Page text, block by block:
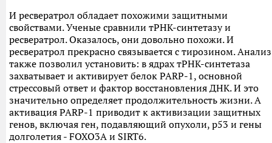
И ресвератрол обладает похожими защитными
свойствами. Ученые сравнили тРНК-синтетазу и
ресвератрол. Оказалось, они довольно похожи. И
ресвератрол прекрасно связывается с тирозином. Анализ
также позволил установить: в ядрах тРНК-синтетаза
захватывает и активирует белок PARP-1, основной
стрессовый ответ и фактор восстановления ДНК. И это
значительно определяет продолжительность жизни. А
активация PARP-1 приводит к активизации защитных
генов, включая ген, подавляющий опухоли, p53 и гены
долголетия - FOXO3A и SIRT6.